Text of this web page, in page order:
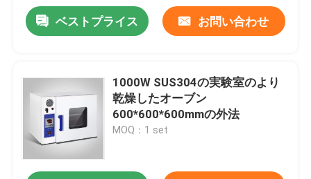
ベストプライス お問い合わせ
1000W SUS304の実験室のより
乾燥したオーブン
600*600*600mmの外法
MOQ：1 set